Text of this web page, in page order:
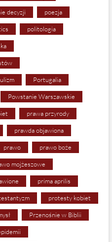
decyzji poezja
politologia
Portugalia
Powstanie Warszawskie
prawa przyrody
prawda objawiona
prawo prawo boże
mojżeszowe
prima aprilis
protesty kobiet
Przenośnie w Biblii